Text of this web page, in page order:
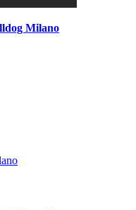
Milano